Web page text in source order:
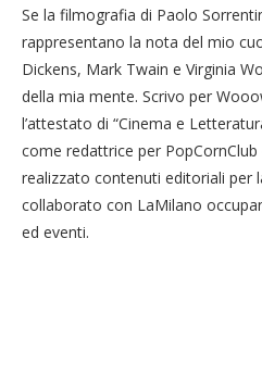
Se la filmografia di Paolo
rappresentano la nota del mio
Dickens, Mark Twain e Virginia
della mia mente. Scrivo per
l’attestato di “Cinema e
come redattrice per
realizzato contenuti editoriali per
collaborato con LaMilano
ed eventi.